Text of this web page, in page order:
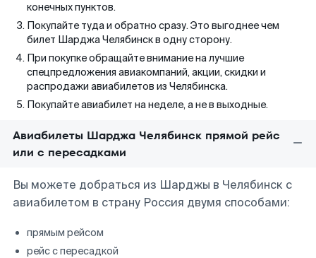
конечных пунктов.
Покупайте туда и обратно сразу. Это выгоднее чем
билет Шарджа Челябинск в одну сторону.
При покупке обращайте внимание на лучшие
спецпредложения авиакомпаний, акции, скидки и
распродажи авиабилетов из Челябинска.
Покупайте авиабилет на неделе, а не в выходные.
Авиабилеты Шарджа Челябинск прямой рейс
или с пересадками
Вы можете добраться из Шарджы в Челябинск с
авиабилетом в страну Россия двумя способами:
прямым рейсом
рейс с пересадкой